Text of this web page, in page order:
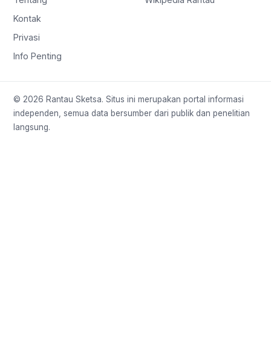
Kontak
Privasi
Info Penting
© 2026 Rantau Sketsa. Situs ini merupakan portal informasi
independen, semua data bersumber dari publik dan penelitian
langsung.